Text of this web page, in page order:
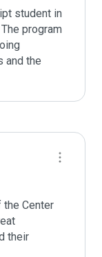
student in
program
and the
Center
their